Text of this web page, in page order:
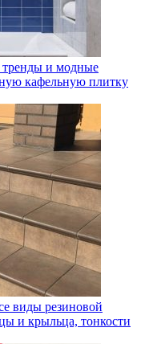
тренды и модные
кафельную плитку
виды резиновой
и крыльца, тонкости